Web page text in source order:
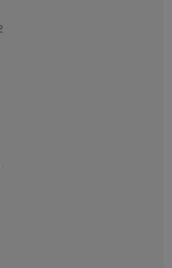
en graag tot binnenkort!